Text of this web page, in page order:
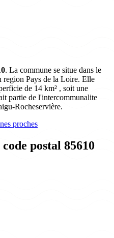
. La commune se situe dans le
region Pays de la Loire. Elle
de 14 km² , soit une
partie de l'intercommunalite
Rocheservière.
proches
postal 85610